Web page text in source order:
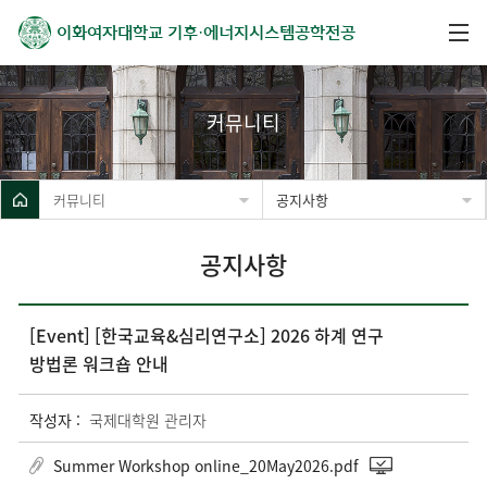
이화여자대학교 기후·에너지시스템공학전공
커뮤니티
커뮤니티 공지사항
공지사항
[Event] [한국교육&심리연구소] 2026 하계 연구
방법론 워크숍 안내
작성자 : 국제대학원 관리자
Summer Workshop online_20May2026.pdf